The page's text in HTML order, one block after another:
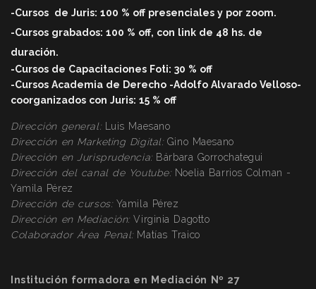
-Cursos de Juris: 100 % off presenciales y por zoom.
-Cursos grabados: 100 % off, con link de 48 hs. de
duración.
-Cursos de Capacitaciones Foti: 30 % off
-Cursos Academia de Derecho -Adolfo Alvarado Velloso-
coorganizados con Juris: 15 % off
Dirección general:Luis Maesano
Dirección en Marketing Digital:Gino Maesano
Dirección en Jurisprudencia:Bárbara Gorrochategui
Dirección del canal de Youtube: Noelia Barrios Colman -
Yamila Pérez
Dirección de cursos: Yamila Pérez
Dirección en Mediación:Virginia Dagotto
Colaborador Área Penal:Matías Traico
Institución formadora en Mediación Nº 27